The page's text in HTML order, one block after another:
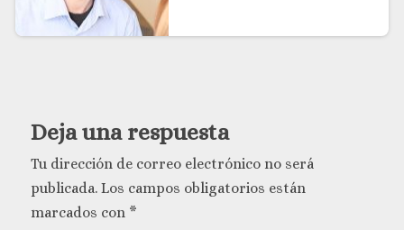
Deja una respuesta
Tu dirección de correo electrónico no será
publicada. Los campos obligatorios están
marcados con *